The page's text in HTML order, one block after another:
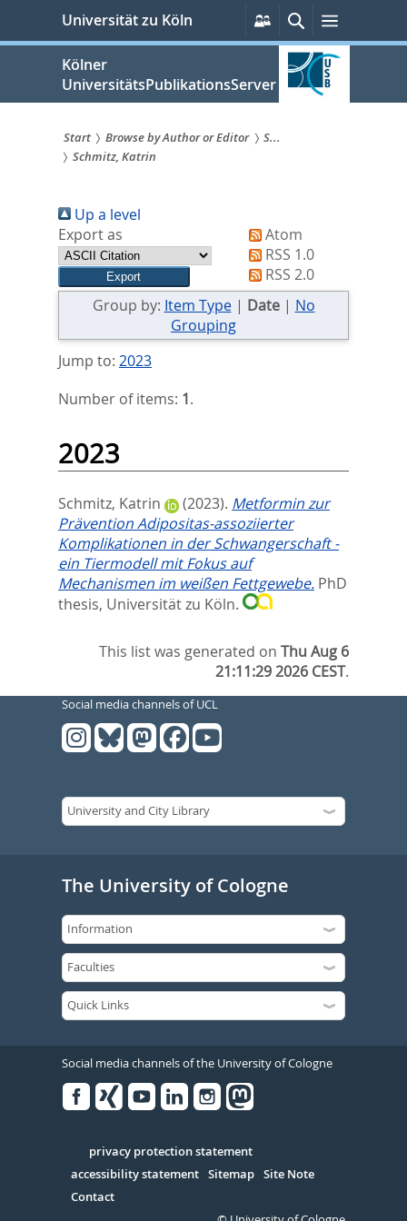
springen
Universität zu Köln
Persönliche
Services
SucheMenü
Kölner
UniversitätsPublikationsServer
Sie
sind
hier:
Start Browse by Author or Editor
S...
Schmitz, Katrin
Up a level
Export as
Atom
RSS 1.0
RSS 2.0
Group by: Item Type| Date| No
Grouping
Jump to: 2023
Number of items: 1.
2023
Schmitz, Katrin (2023). Metformin zur
Prävention Adipositas-assoziierter
Komplikationen in der Schwangerschaft -
ein Tiermodell mit Fokus auf
Mechanismen im weißen Fettgewebe. PhD
thesis, Universität zu Köln.
This list was generated onThu Aug 6
21:11:29 2026 CEST.
Social media channels of UCL
The University of Cologne
Social media channels of the University of Cologne
Serivce
privacy protection statement
accessibility statement Sitemap Site Note
Contact